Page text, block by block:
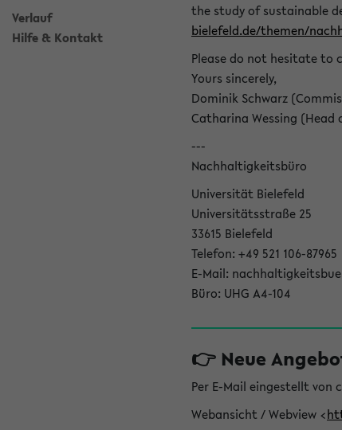
Verlauf
Hilfe & Kontakt
the study of sustainable
bielefeld.de/themen/
Please do not hesitate to
Yours sincerely,
Dominik Schwarz
Catharina Wessing
---
Nachhaltigkeitsbüro
Universität Bielefeld
Universitätsstraße 25
33615 Bielefeld
Telefon: +49 521 106-87965
E-Mail:
Büro: UHG A4-104
👉 Neue
Per E-Mail eingestellt von
Webansicht / Webview <